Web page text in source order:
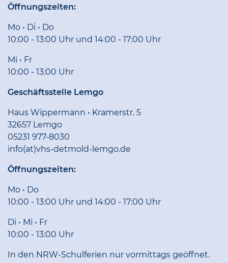
Öffnungszeiten:
Mo • Di • Do
10:00 - 13:00 Uhr und 14:00 - 17:00 Uhr
Mi • Fr
10:00 - 13:00 Uhr
Geschäftsstelle Lemgo
Haus Wippermann • Kramerstr. 5
32657 Lemgo
05231 977-8030
info(at)vhs-detmold-lemgo.de
Öffnungszeiten:
Mo • Do
10:00 - 13:00 Uhr und 14:00 - 17:00 Uhr
Di • Mi • Fr
10:00 - 13:00 Uhr
In den NRW-Schulferien nur vormittags geöffnet.